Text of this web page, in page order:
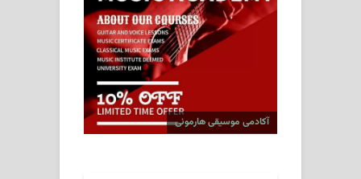
آکادمی موسیقی هارمونی